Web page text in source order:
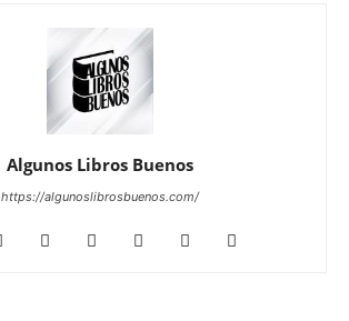
Algunos Libros Buenos
https://algunoslibrosbuenos.com/